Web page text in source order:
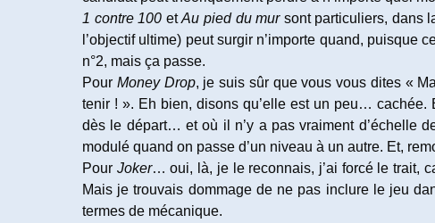
1 contre 100 etAu pied du mursont particuliers, dans
l’objectif ultime) peut surgir n’importe quand,
n°2, mais ça passe.
Pour Money Drop, je suis sûr que vous vous dites «
tenir ! ». Eh bien, disons qu’elle est un peu… cachée.
dès le départ… et où il n’y a pas vraiment d’échelle
modulé quand on passe d’un niveau à un autre. Et,
Pour Joker… oui, là, je le reconnais, j’ai forcé le trait,
Mais je trouvais dommage de ne pas inclure le jeu
termes de mécanique.